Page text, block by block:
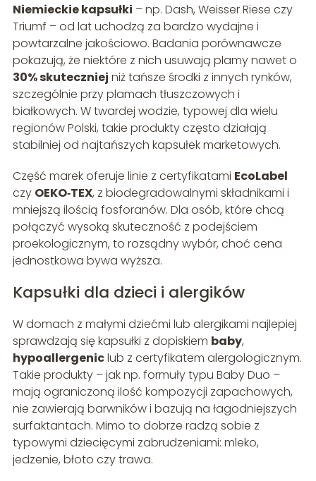
Niemieckie kapsułki – np. Dash, Weisser Riese czy
Triumf – od lat uchodzą za bardzo wydajne i
powtarzalne jakościowo. Badania porównawcze
pokazują, że niektóre z nich usuwają plamy nawet o
30% skuteczniej niż tańsze środki z innych rynków,
szczególnie przy plamach tłuszczowych i
białkowych. W twardej wodzie, typowej dla wielu
regionów Polski, takie produkty często działają
stabilniej od najtańszych kapsułek marketowych.
Część marek oferuje linie z certyfikatami EcoLabel
czy OEKO‑TEX, z biodegradowalnymi składnikami i
mniejszą ilością fosforanów. Dla osób, które chcą
połączyć wysoką skuteczność z podejściem
proekologicznym, to rozsądny wybór, choć cena
jednostkowa bywa wyższa.
Kapsułki dla dzieci i alergików
W domach z małymi dziećmi lub alergikami najlepiej
sprawdzają się kapsułki z dopiskiem baby,
hypoallergeniclub z certyfikatem alergologicznym.
Takie produkty – jak np. formuły typu Baby Duo –
mają ograniczoną ilość kompozycji zapachowych,
nie zawierają barwników i bazują na łagodniejszych
surfaktantach. Mimo to dobrze radzą sobie z
typowymi dziecięcymi zabrudzeniami: mleko,
jedzenie, błoto czy trawa.